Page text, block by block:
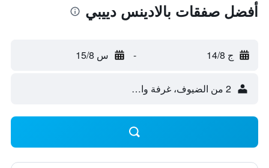
أفضل صفقات بالادينس دييبي
ج 14/8 - س 15/8
2 من الضيوف، غرفة واحدة